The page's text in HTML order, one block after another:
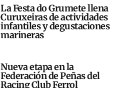
La Festa do Grumete llena
Curuxeiras de actividades
infantiles y degustaciones
marineras
Nueva etapa en la
Federación de Peñas del
Racing Club Ferrol